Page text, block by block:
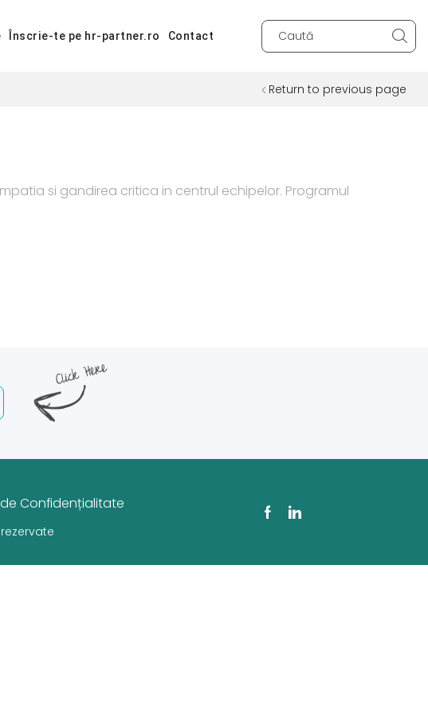
Înscrie-te pe hr-partner.ro Contact
Return to previous page
si gandirea critica in centrul echipelor. Programul
Confidențialitate
Facebook
Linkedin